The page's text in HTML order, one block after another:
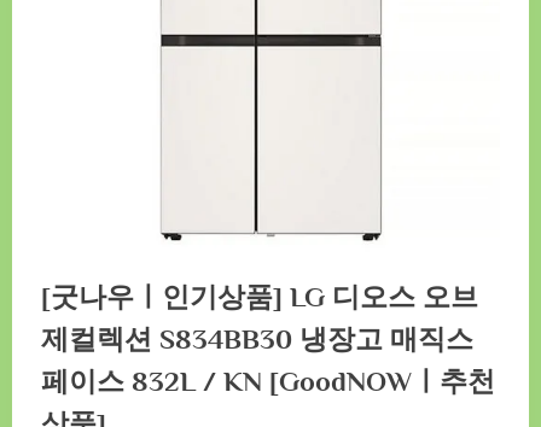
[굿나우ㅣ인기상품] LG 디오스 오브
제컬렉션 S834BB30 냉장고 매직스
페이스 832L / KN [GoodNOWㅣ추천